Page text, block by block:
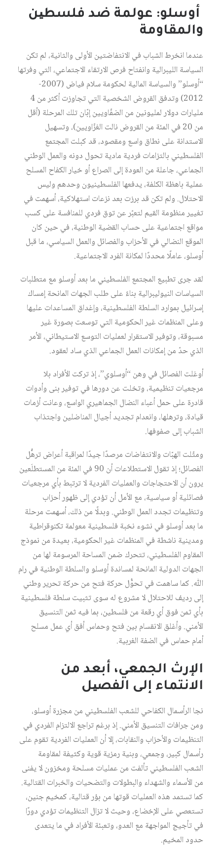
أوسلو: عولمة ضد فلسطین
والمقاومة
عندما انخرط الشباب في الانتفاضتین الأولى والثانیة، لم تكن
السیاسة اللیبرالیة وانفتاح فرص الارتقاء الاجتماعي، التي وفرتھا
“أوسلو” والسیاسة المالیة لحكومة سلام فیاض (2007-
2012) وتدفق القروض الشخصیة التي تجاوزت أكثر من 4
ملیارات دولار لمليونین من الضفّاویین إبّان تلك المرحلة (أقل
من 20 في المئة من القروض نالت الغزّاویین)، وتسھیل
الاستدانة على نطاق واسع ومقصود، قد كبلت المجتمع
الفلسطیني بالتزامات فردیة مادیة تحول دونه والعمل الوطني
الجماعي، جاعلة من العودة إلى الصراع أو خیار الكفاح المسلح
عملیة باھظة الكلفة، یدفعھا الفلسطینیون وحدھم ولیس
الاحتلال. ولم تكن قد برزت بعد نزعات استھلاكیة، أسھمت في
تغییر منظومة القیم لتعبّر عن توق فردي للمنافسة على كسب
مواقع اجتماعیة على حساب القضیة الوطنیة، في حین كان
الموقع النضالي في الأحزاب والفصائل والعمل السیاسي، ما قبل
أوسلو، عاملًا محددًا لمكانة الفرد الاجتماعیة.
لقد جرى تطبیع المجتمع الفلسطیني ما بعد أوسلو مع متطلبات
السیاسات النیولیبرالیة بناءً على طلب الجھات المانحة إمساك
إسرائیل بموارد السلطة الفلسطینیة، وإغداق المساعدات علیھا
وعلى المنظمات غیر الحكومیة التي توسعت بصورة غیر
مسبوقة، وتوفیر الاستقرار لعملیات التوسع الاستیطاني، الأمر
الذي حدّ من إمكانات العمل الجماعي الذي ساد لعقود.
أوغلت الفصائل في وھن “أوسلوي”، إذ تركت الأفراد بلا
مرجعیات تنظیمیة، وتخلت عن دورھا في توفیر بنى وأدوات
قادرة على حمل أعباء النضال الجماھیري الواسع، وعانت أزمات
قیادة، وترھلھا، وانعدام تجدید أجیال المناضلین واجتذاب
الشباب إلى صفوفھا.
ومثّلت الھبّات والانتفاضات مرصدًا جیدًا لمراقبة أعراض ترھُّل
الفصائل؛ إذ تقول الاستطلاعات أن 90 في المئة من المستطلَعین
یرون أن الاحتجاجات والعملیات الفردیة لا ترتبط بأي مرجعیات
فصائلیة أو سیاسیة، مع الأمل أن تؤدي إلى ظھور أحزاب
وتنظیمات تجدد العمل الوطني. وبدلًا من ذلك، أسھمت مرحلة
ما بعد أوسلو في نشوء نخبة فلسطینیة معولمة تكنوقراطیة
ومدینیة ناشطة في المنظمات غیر الحكومیة، بعیدة من نموذج
المقاوم الفلسطیني، تتحرك ضمن المساحة المرسومة لھا من
الجھات الدولیة المانحة لمساندة أوسلو والسلطة الوطنیة في رام
ﷲ. كما ساھمت في تحوُّل حركة فتح من حركة تحریر وطني
إلى ردیف للاحتلال لا مشروع له سوى تثبیت سلطة فلسطینیة
بأي ثمن فوق أي رقعة من فلسطین، بما فیه ثمن التنسیق
الأمني. وأغلق الانقسام بین فتح وحماس أفق أي عمل مسلح
أمام حماس في الضفة الغربیة.
الإرث الجمعي، أبعد من
الانتماء إلى الفصیل
نجا الرأسمال الكفاحي للشعب الفلسطیني من مجزرة أوسلو،
ومن جرافات التنسیق الأمني. إذ برغم تراجع الالتزام الفردي في
التنظیمات والأحزاب والنقابات، إلا أن العملیات الفردیة تقوم على
رأسمال كبیر، وجمعي، وبنیة رمزیة قویة وكثیفة لمقاومة
الشعب الفلسطیني تألفت من عملیات مسلحة ومخزون لا یفنى
من الأسماء والشھداء والبطولات والتضحیات والخبرات القتالیة.
كما تستمد هذه العملیات قوتھا من بؤر قتالیة، كمخیم جنین،
تستعصي على الإخضاع، وحیث لا تزال التنظيمات تؤدي دورًا
في تأجیج المواجھة مع العدو، وتعبئة الأفراد في ما یتعدى
حدود المخیم.